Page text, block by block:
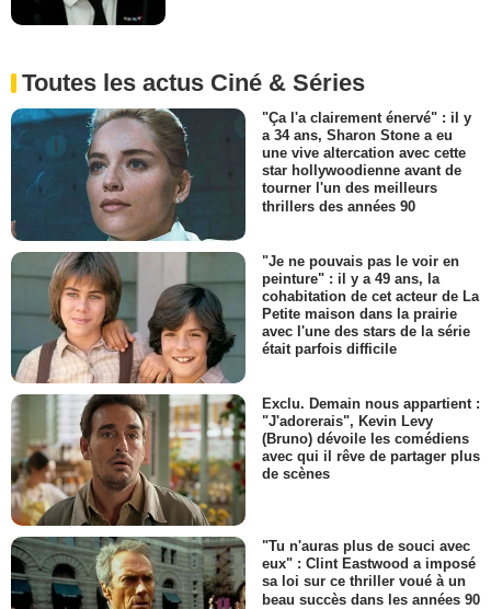
Toutes les actus Ciné & Séries
"Ça l'a clairement énervé" : il y
a 34 ans, Sharon Stone a eu
une vive altercation avec cette
star hollywoodienne avant de
tourner l'un des meilleurs
thrillers des années 90
"Je ne pouvais pas le voir en
peinture" : il y a 49 ans, la
cohabitation de cet acteur de La
Petite maison dans la prairie
avec l'une des stars de la série
était parfois difficile
Exclu. Demain nous appartient :
"J'adorerais", Kevin Levy
(Bruno) dévoile les comédiens
avec qui il rêve de partager plus
de scènes
"Tu n'auras plus de souci avec
eux" : Clint Eastwood a imposé
sa loi sur ce thriller voué à un
beau succès dans les années 90